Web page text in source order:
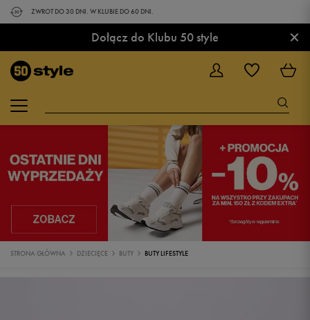
ZWROT DO 30 DNI. W KLUBIE DO 60 DNI.
Dołącz do Klubu 50 style ×
STRONA GŁÓWNA DZIECIĘCE BUTY BUTY LIFESTYLE